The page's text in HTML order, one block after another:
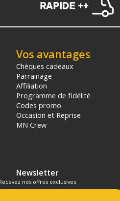
Vos avantages
Chèques cadeaux
Parrainage
Affiliation
Programme de fidélité
Codes promo
Occasion et Reprise
MN Crew
Newsletter
nos offres exclusives